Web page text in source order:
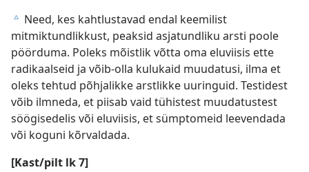
c Need, kes kahtlustavad endal keemilist
mitmiktundlikkust, peaksid asjatundliku arsti poole
pöörduma. Poleks mõistlik võtta oma eluviisis ette
radikaalseid ja võib-olla kulukaid muudatusi, ilma et
oleks tehtud põhjalikke arstlikke uuringuid. Testidest
võib ilmneda, et piisab vaid tühistest muudatustest
söögisedelis või eluviisis, et sümptomeid leevendada
või koguni kõrvaldada.
[Kast/pilt lk 7]